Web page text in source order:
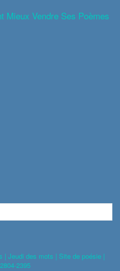
Mieux Vendre Ses Poèmes
| Jeudi des mots | Site de poésie |
2395